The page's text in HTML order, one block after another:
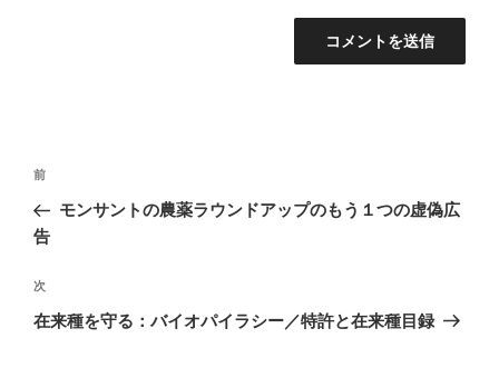
投
稿
ナ
ゲ
ー
前
の
投
前
モンサントの農薬ラウンドアップのもう１つの虚偽広
告
次
の
次
在来種を守る：バイオパイラシー／特許と在来種目録